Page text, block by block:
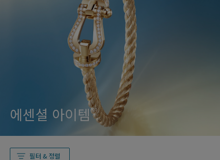
에센셜 아이템 (59)
필터 & 정렬